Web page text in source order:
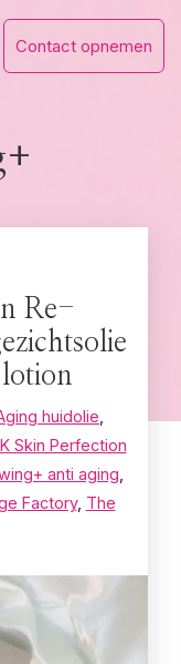
Contact opnemen
Re-
huidolie
Skin Perfection
anti aging
Factory, The